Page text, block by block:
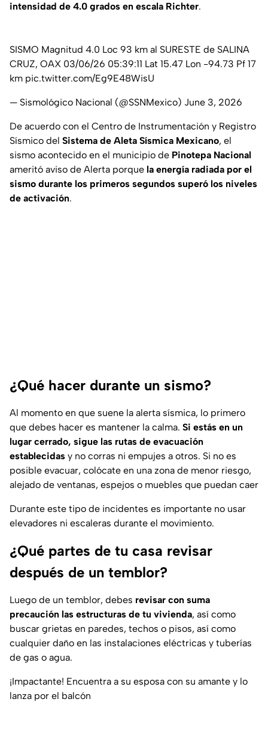
intensidad de 4.0 grados en escala Richter.
SISMO Magnitud 4.0 Loc 93 km al SURESTE de SALINA
CRUZ, OAX 03/06/26 05:39:11 Lat 15.47 Lon -94.73 Pf 17
km pic.twitter.com/Eg9E48WisU
— Sismológico Nacional (@SSNMexico) June 3, 2026
De acuerdo con el Centro de Instrumentación y Registro
Sísmico del Sistema de Aleta Sísmica Mexicano, el
sismo acontecido en el municipio de Pinotepa Nacional
ameritó aviso de Alerta porque la energía radiada por el
sismo durante los primeros segundos superó los niveles
de activación.
¿Qué hacer durante un sismo?
Al momento en que suene la alerta sísmica, lo primero
que debes hacer es mantener la calma. Si estás en un
lugar cerrado, sigue las rutas de evacuación
establecidas y no corras ni empujes a otros. Si no es
posible evacuar, colócate en una zona de menor riesgo,
alejado de ventanas, espejos o muebles que puedan caer
Durante este tipo de incidentes es importante no usar
elevadores ni escaleras durante el movimiento.
¿Qué partes de tu casa revisar
después de un temblor?
Luego de un temblor, debes revisar con suma
precaución las estructuras de tu vivienda, así como
buscar grietas en paredes, techos o pisos, así como
cualquier daño en las instalaciones eléctricas y tuberías
de gas o agua.
¡Impactante! Encuentra a su esposa con su amante y lo
lanza por el balcón